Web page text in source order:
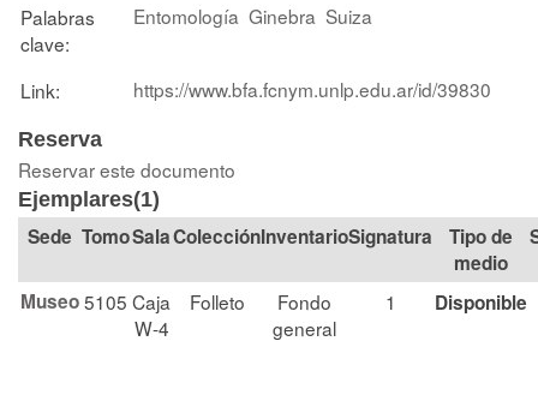
Palabras
clave:
Entomología Ginebra Suiza
Link: https://www.bfa.fcnym.unlp.edu.ar/id/39830
Reserva
Reservar este documento
Ejemplares(1)
TomoSalaColección Signatura
Tipo de
medio
Museo5105 Caja
W-4
Folleto
Fondo
general
1 Disponible